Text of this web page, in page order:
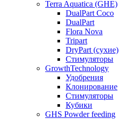
Terra Aquatica (GHE)
DualPart Coco
DualPart
Flora Nova
Tripart
DryPart (сухие)
Стимуляторы
GrowthTechnology
Удобрения
Клонирование
Стимуляторы
Кубики
GHS Powder feeding